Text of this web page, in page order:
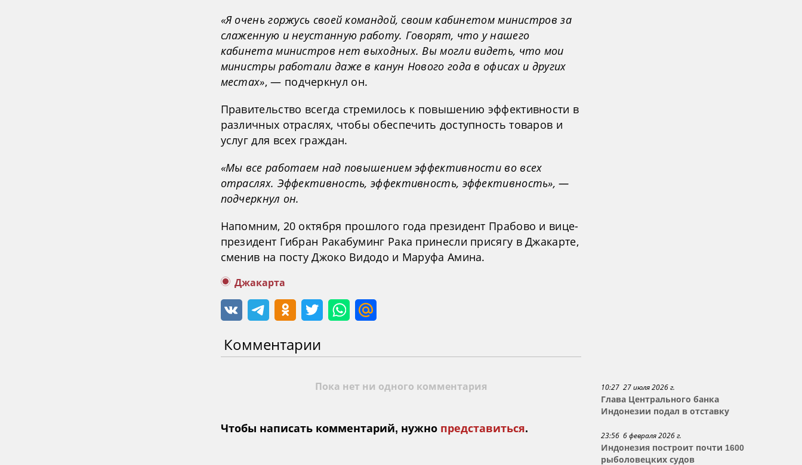
«Я очень горжусь своей командой, своим кабинетом министров за
слаженную и неустанную работу. Говорят, что у нашего
кабинета министров нет выходных. Вы могли видеть, что мои
министры работали даже в канун Нового года в офисах и других
местах», — подчеркнул он.
Правительство всегда стремилось к повышению эффективности в
различных отраслях, чтобы обеспечить доступность товаров и
услуг для всех граждан.
«Мы все работаем над повышением эффективности во всех
отраслях. Эффективность, эффективность, эффективность», —
подчеркнул он.
Напомним, 20 октября прошлого года президент Прабово и вице-
президент Гибран Ракабуминг Рака принесли присягу в Джакарте,
сменив на посту Джоко Видодо и Маруфа Амина.
Джакарта
Комментарии
Пока нет ни одного комментария
Чтобы написать комментарий, нужно представиться.
10:27 27 июля 2026 г.
Глава Центрального банка
Индонезии подал в отставку
23:56 6 февраля 2026 г.
Индонезия построит почти 1600
рыболовецких судов